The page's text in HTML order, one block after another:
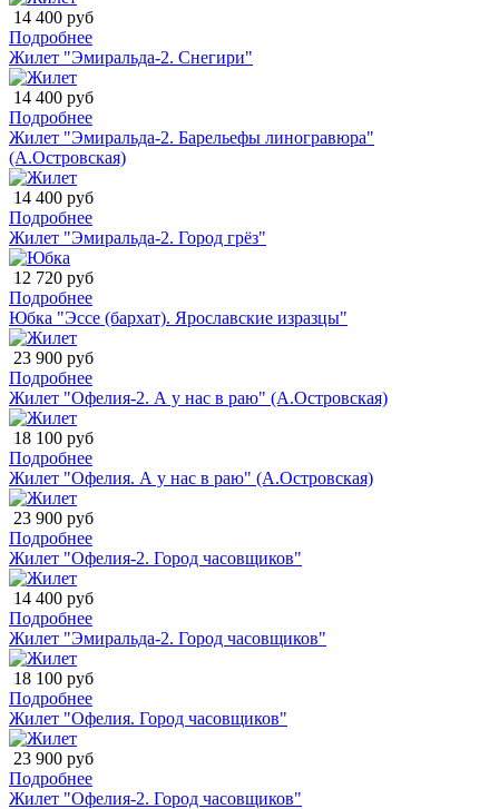
14 400 руб
Подробнее
Жилет "Эмиральда-2. Снегири"
14 400 руб
Подробнее
Жилет "Эмиральда-2. Барельефы линогравюра"
(А.Островская)
14 400 руб
Подробнее
Жилет "Эмиральда-2. Город грёз"
12 720 руб
Подробнее
Юбка "Эссе (бархат). Ярославские изразцы"
23 900 руб
Подробнее
Жилет "Офелия-2. А у нас в раю" (А.Островская)
18 100 руб
Подробнее
Жилет "Офелия. А у нас в раю" (А.Островская)
23 900 руб
Подробнее
Жилет "Офелия-2. Город часовщиков"
14 400 руб
Подробнее
Жилет "Эмиральда-2. Город часовщиков"
18 100 руб
Подробнее
Жилет "Офелия. Город часовщиков"
23 900 руб
Подробнее
Жилет "Офелия-2. Город часовщиков"